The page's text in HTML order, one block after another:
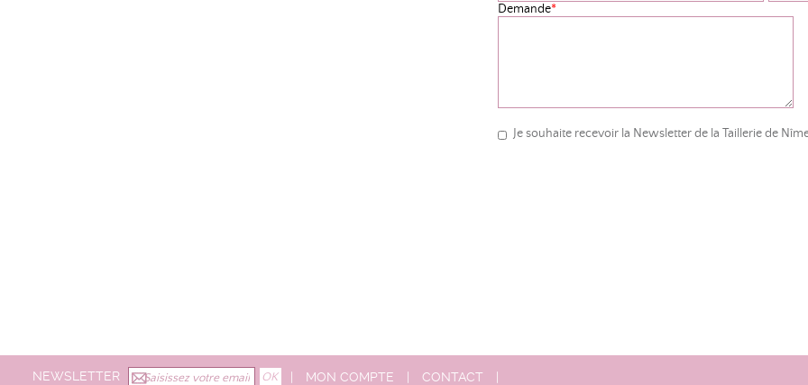
Demande*
Je souhaite recevoir la Newsletter de la Taillerie de
NEWSLETTER MON COMPTE CONTACT